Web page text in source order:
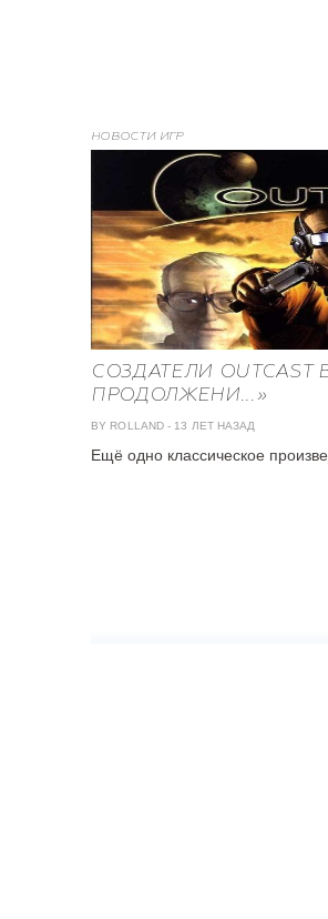
НОВОСТИ ИГР
СОЗДАТЕЛИ OUTCAST
ПРОДОЛЖЕНИ...»
BY ROLLAND - 13 ЛЕТ НАЗАД
Ещё одно классическое